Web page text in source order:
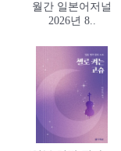
월간 일본어저널
2026년 8..